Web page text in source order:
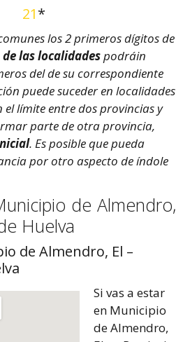
21*
los 2 primeros dígitos de
las localidadespodráin
del de su correspondiente
puede suceder en localidades
el límite entre dos provincias y
parte de otra provincia,
. Es posible que pueda
por otro aspecto de índole
de Almendro,
Huelva
de Almendro, El –
Si vas a estar
en Municipio
de Almendro,